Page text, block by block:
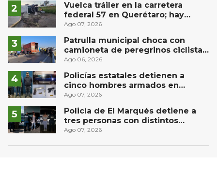
Vuelca tráiler en la carretera
federal 57 en Querétaro; hay
derrame de combustible
Ago 07, 2026
Patrulla municipal choca con
camioneta de peregrinos ciclistas
en la autopista México-Querétaro
Ago 06, 2026
Policías estatales detienen a
cinco hombres armados en
Puebla capital
Ago 07, 2026
Policía de El Marqués detiene a
tres personas con distintos
narcóticos
Ago 07, 2026